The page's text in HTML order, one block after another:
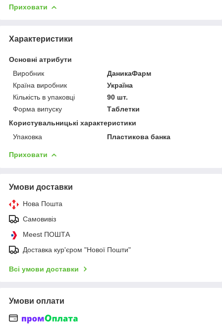
Приховати
Характеристики
Основні атрибути
Виробник
ДаникаФарм
Країна виробник
Україна
Кількість в упаковці
90 шт.
Форма випуску
Таблетки
Користувальницькі характеристики
Упаковка
Пластикова банка
Приховати
Умови доставки
Нова Пошта
Самовивіз
Meest ПОШТА
Доставка кур'єром "Нової Пошти"
Всі умови доставки
Умови оплати